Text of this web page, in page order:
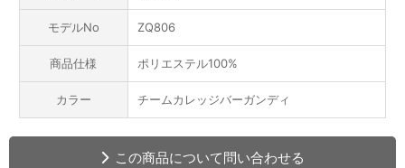
モデルNo ZQ806
商品仕様 ポリエステル100%
カラー チームカレッジバーガンディ
この商品について問い合わせる